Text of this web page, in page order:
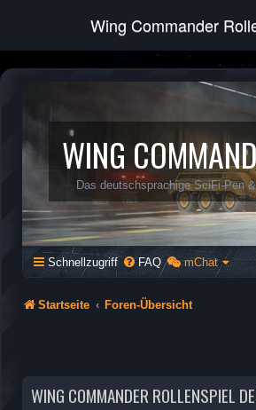
Wing Commander
WING
Das deutschsprachige SciFi-Pen
Schnellzugriff FAQ mChat
Startseite Foren-Übersicht
WING COMMANDER ROLLENSPIEL